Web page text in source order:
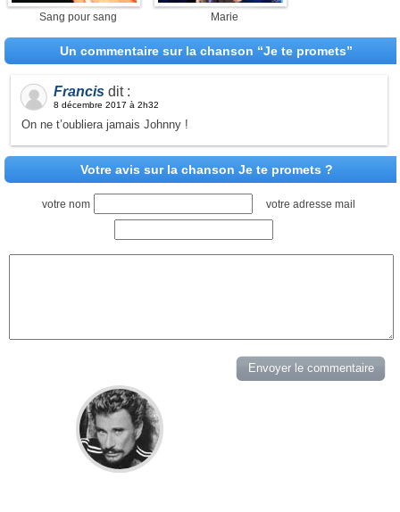
Sang pour sang Marie
Un commentaire sur la chanson “Je te promets”
Francis dit :
8 décembre 2017 à 2h32
On ne t’oubliera jamais Johnny !
Votre avis sur la chanson Je te promets ?
votre nom votre adresse mail